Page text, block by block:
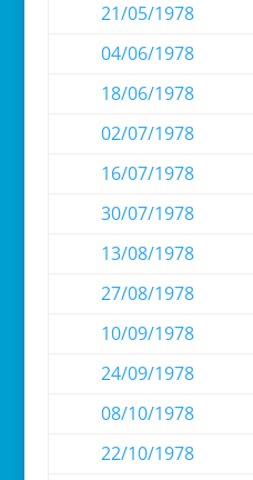
21/05/1978
04/06/1978
18/06/1978
02/07/1978
16/07/1978
30/07/1978
13/08/1978
27/08/1978
10/09/1978
24/09/1978
08/10/1978
22/10/1978